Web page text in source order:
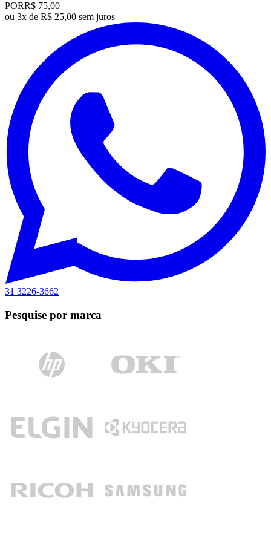
PORR$ 75,00
ou 3x de R$ 25,00 sem juros
31 3226-3662
Pesquise por marca